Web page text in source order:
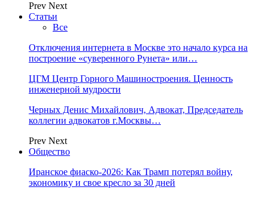
Prev Next
Статьи
Все
Отключения интернета в Москве это начало курса на
построение «суверенного Рунета» или…
ЦГМ Центр Горного Машиностроения. Ценность
инженерной мудрости
Черных Денис Михайлович, Адвокат, Председатель
коллегии адвокатов г.Москвы…
Prev Next
Общество
Иранское фиаско-2026: Как Трамп потерял войну,
экономику и свое кресло за 30 дней